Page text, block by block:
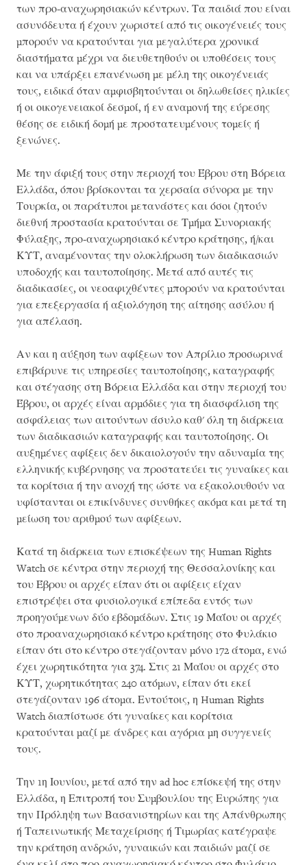
των προ-αναχωρησιακών κέντρων. Τα παιδιά που είναι
ασυνόδευτα ή έχουν χωριστεί από τις οικογένειές τους
μπορούν να κρατούνται για μεγαλύτερα χρονικά
διαστήματα μέχρι να διευθετηθούν οι υποθέσεις τους
και να υπάρξει επανένωση με μέλη της οικογένειάς
τους, ειδικά όταν αμφισβητούνται οι δηλωθείσες ηλικίες
ή οι οικογενειακοί δεσμοί, ή εν αναμονή της εύρεσης
θέσης σε ειδική δομή με προστατευμένους τομείς ή
ξενώνες.
Με την άφιξή τους στην περιοχή του Έβρου στη Βόρεια
Ελλάδα, όπου βρίσκονται τα χερσαία σύνορα με την
Τουρκία, οι παράτυποι μετανάστες και όσοι ζητούν
διεθνή προστασία κρατούνται σε Τμήμα Συνοριακής
Φύλαξης, προ-αναχωρησιακό κέντρο κράτησης, ή/και
ΚΥΤ, αναμένοντας την ολοκλήρωση των διαδικασιών
υποδοχής και ταυτοποίησης. Μετά από αυτές τις
διαδικασίες, οι νεοαφιχθέντες μπορούν να κρατούνται
για επεξεργασία ή αξιολόγηση της αίτησης ασύλου ή
για απέλαση.
Αν και η αύξηση των αφίξεων τον Απρίλιο προσωρινά
επιβάρυνε τις υπηρεσίες ταυτοποίησης, καταγραφής
και στέγασης στη Βόρεια Ελλάδα και στην περιοχή του
Έβρου, οι αρχές είναι αρμόδιες για τη διασφάλιση της
ασφάλειας των αιτούντων άσυλο καθ' όλη τη διάρκεια
των διαδικασιών καταγραφής και ταυτοποίησης. Οι
αυξημένες αφίξεις δεν δικαιολογούν την αδυναμία της
ελληνικής κυβέρνησης να προστατεύει τις γυναίκες και
τα κορίτσια ή την ανοχή της ώστε να εξακολουθούν να
υφίστανται οι επικίνδυνες συνθήκες ακόμα και μετά τη
μείωση του αριθμού των αφίξεων.
Κατά τη διάρκεια των επισκέψεων της Human Rights
Watch σε κέντρα στην περιοχή της Θεσσαλονίκης και
του Έβρου οι αρχές είπαν ότι οι αφίξεις είχαν
επιστρέψει στα φυσιολογικά επίπεδα εντός των
προηγούμενων δύο εβδομάδων. Στις 19 Μαΐου οι αρχές
στο προαναχωρησιακό κέντρο κράτησης στο Φυλάκιο
είπαν ότι στο κέντρο στεγάζονταν μόνο 172 άτομα, ενώ
έχει χωρητικότητα για 374. Στις 21 Μαΐου οι αρχές στο
ΚΥΤ, χωρητικότητας 240 ατόμων, είπαν ότι εκεί
στεγάζονταν 196 άτομα. Εντούτοις, η Human Rights
Watch διαπίστωσε ότι γυναίκες και κορίτσια
κρατούνται μαζί με άνδρες και αγόρια μη συγγενείς
τους.
Την 1η Ιουνίου, μετά από την ad hoc επίσκεψή της στην
Ελλάδα, η Επιτροπή του Συμβουλίου της Ευρώπης για
την Πρόληψη των Βασανιστηρίων και της Απάνθρωπης
ή Ταπεινωτικής Μεταχείρισης ή Τιμωρίας κατέγραψε
την κράτηση ανδρών, γυναικών και παιδιών μαζί σε